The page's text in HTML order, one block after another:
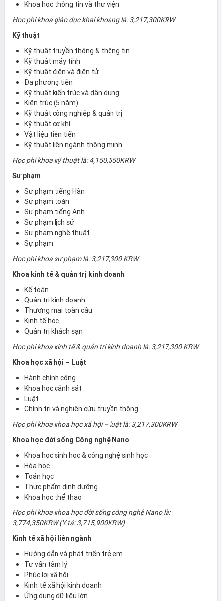
Khoa học thông tin và thư viện
Học phí khoa giáo dục khai khoáng là: 3,217,300KRW
Kỹ thuật
Kỹ thuật truyền thông & thông tin
Kỹ thuật máy tính
Kỹ thuật điện và điện tử
Đa phương tiện
Kỹ thuật kiến trúc và dân dụng
Kiến trúc (5 năm)
Kỹ thuật công nghiệp & quản trị
Kỹ thuật cơ khí
Vật liệu tiên tiến
Kỹ thuật liên ngành thông minh
Học phí khoa kỹ thuật là: 4,150,550KRW
Sư phạm
Sư phạm tiếng Hàn
Sư phạm toán
Sư phạm tiếng Anh
Sư phạm lịch sử
Sư phạm nghệ thuật
Sự phạm
Học phí khoa sư phạm là: 3,217,300 KRW
Khoa kinh tế & quản trị kinh doanh
Kế toán
Quản trị kinh doanh
Thương mại toàn cầu
Kinh tế học
Quản trị khách sạn
Học phí khoa kinh tế & quản trị kinh doanh là: 3,217,300 KRW
Khoa học xã hội – Luật
Hành chính công
Khoa học cảnh sát
Luật
Chính trị và nghiên cứu truyền thông
Học phí khoa khoa học xã hội – luật là: 3,217,300KRW
Khoa học đời sống Công nghệ Nano
Khoa học sinh học & công nghệ sinh học
Hóa học
Toán học
Thực phẩm dinh dưỡng
Khoa học thể thao
Học phí khoa khoa học đời sống công nghệ Nano là:
3,774,350KRW (Y tá: 3,715,900KRW)
Kinh tế xã hội liên ngành
Hướng dẫn và phát triển trẻ em
Tư vấn tâm lý
Phúc lợi xã hội
Kinh tế xã hội kinh doanh
Ứng dụng dữ liệu lớn